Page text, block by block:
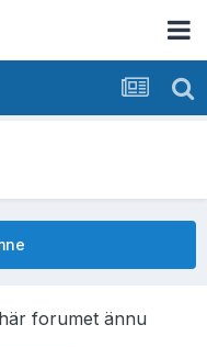
forumet ännu